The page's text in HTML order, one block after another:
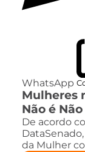
WhatsApp
Mulheres
Não é
De acordo
da Mulher